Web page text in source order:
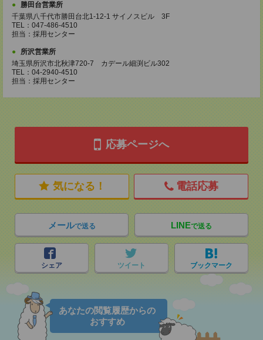
勝田台営業所
千葉県八千代市勝田台北1-12-1 サイノスビル 3F
TEL：047-486-4510
担当：採用センター
所沢営業所
埼玉県所沢市北秋津720-7 カデール細渕ビル302
TEL：04-2940-4510
担当：採用センター
応募ページへ
気になる！ 電話応募
メールで送る LINEで送る
シェア ツイート ブックマーク
あなたの閲覧履歴からの
おすすめ